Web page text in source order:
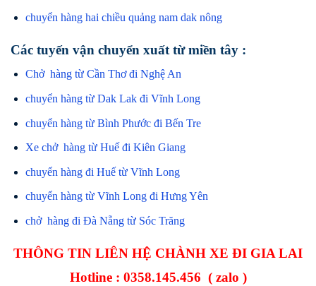
chuyển hàng hai chiều quảng nam dak nông
Các tuyến vận chuyển xuất từ miền tây :
Chở hàng từ Cần Thơ đi Nghệ An
chuyển hàng từ Dak Lak đi Vĩnh Long
chuyển hàng từ Bình Phước đi Bến Tre
Xe chở hàng từ Huế đi Kiên Giang
chuyển hàng đi Huế từ Vĩnh Long
chuyển hàng từ Vĩnh Long đi Hưng Yên
chở hàng đi Đà Nẵng từ Sóc Trăng
THÔNG TIN LIÊN HỆ CHÀNH XE ĐI GIA LAI
Hotline : 0358.145.456 ( zalo )